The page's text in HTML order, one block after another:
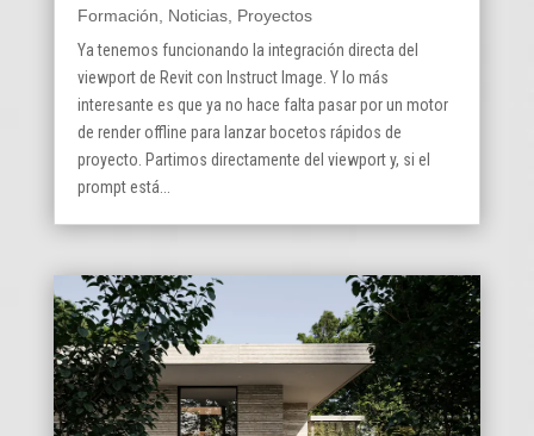
Formación, Noticias, Proyectos
Ya tenemos funcionando la integración directa del
viewport de Revit con Instruct Image. Y lo más
interesante es que ya no hace falta pasar por un motor
de render offline para lanzar bocetos rápidos de
proyecto. Partimos directamente del viewport y, si el
prompt está...